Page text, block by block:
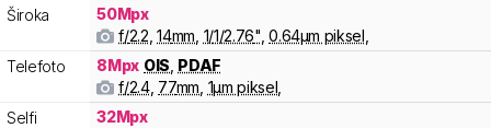
Široka
50Mpx
f/2.2 14mm 1/1/2.76" 0.64µm piksel
Telefoto
8Mpx OIS PDAF
f/2.4, 77mm 1µm piksel
Selfi
32Mpx